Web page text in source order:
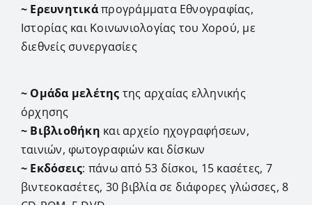
~ Ερευνητικάπρογράμματα Εθνογραφίας,
Ιστορίας και Κοινωνιολογίας του Χορού, με
διεθνείς συνεργασίες
~ Ομάδα μελέτης της αρχαίας ελληνικής
όρχησης
~ Βιβλιοθήκη και αρχείο ηχογραφήσεων,
ταινιών, φωτογραφιών και δίσκων
~ Εκδόσεις: πάνω από 53 δίσκοι, 15 κασέτες, 7
βιντεοκασέτες, 30 βιβλία σε διάφορες γλώσσες, 8